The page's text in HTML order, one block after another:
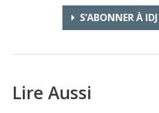
S’ABONNER À IDJ
Lire Aussi